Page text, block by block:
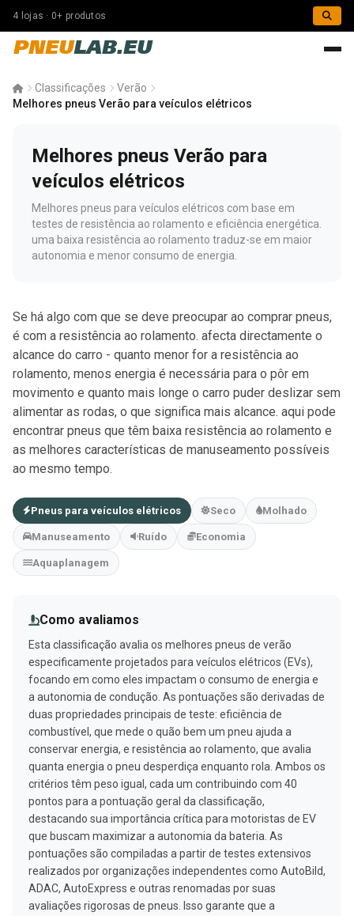
4 lojas · 0+ produtos
PNEULAB.EU
Classificações
Verão
Melhores pneus Verão para veículos elétricos
Melhores pneus Verão para
veículos elétricos
Melhores pneus para veículos elétricos com base em
testes de resistência ao rolamento e eficiência energética.
uma baixa resistência ao rolamento traduz-se em maior
autonomia e menor consumo de energia.
Se há algo com que se deve preocupar ao comprar pneus,
é com a resistência ao rolamento. afecta directamente o
alcance do carro - quanto menor for a resistência ao
rolamento, menos energia é necessária para o pôr em
movimento e quanto mais longe o carro puder deslizar sem
alimentar as rodas, o que significa mais alcance. aqui pode
encontrar pneus que têm baixa resistência ao rolamento e
as melhores características de manuseamento possíveis
ao mesmo tempo.
Pneus para veículos elétricos Seco Molhado
Manuseamento Ruído Economia
Aquaplanagem
Como avaliamos
Esta classificação avalia os melhores pneus de verão
especificamente projetados para veículos elétricos (EVs),
focando em como eles impactam o consumo de energia e
a autonomia de condução. As pontuações são derivadas de
duas propriedades principais de teste: eficiência de
combustível, que mede o quão bem um pneu ajuda a
conservar energia, e resistência ao rolamento, que avalia
quanta energia o pneu desperdiça enquanto rola. Ambos os
critérios têm peso igual, cada um contribuindo com 40
pontos para a pontuação geral da classificação,
destacando sua importância crítica para motoristas de EV
que buscam maximizar a autonomia da bateria. As
pontuações são compiladas a partir de testes extensivos
realizados por organizações independentes como AutoBild,
ADAC, AutoExpress e outras renomadas por suas
avaliações rigorosas de pneus. Isso garante que a